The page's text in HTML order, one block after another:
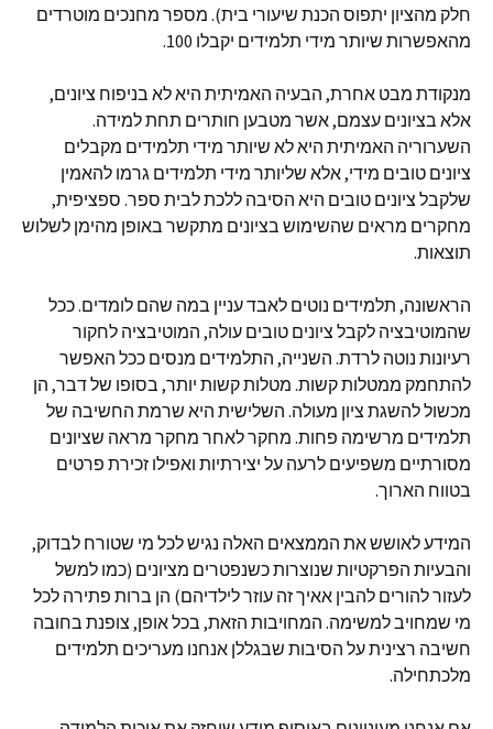
חלק מהציון יתפוס הכנת שיעורי בית). מספר מחנכים מוטרדים
מהאפשרות שיותר מידי תלמידים יקבלו 100.
מנקודת מבט אחרת, הבעיה האמיתית היא לא בניפוח ציונים,
אלא בציונים עצמם, אשר מטבען חותרים תחת למידה.
השערוריה האמיתית היא לא שיותר מידי תלמידים מקבלים
ציונים טובים מידי, אלא שליותר מידי תלמידים גרמו להאמין
שלקבל ציונים טובים היא הסיבה ללכת לבית ספר. ספציפית,
מחקרים מראים שהשימוש בציונים מתקשר באופן מהימן לשלוש
תוצאות.
הראשונה, תלמידים נוטים לאבד עניין במה שהם לומדים. ככל
שהמוטיבציה לקבל ציונים טובים עולה, המוטיבציה לחקור
רעיונות נוטה לרדת. השנייה, התלמידים מנסים ככל האפשר
להתחמק ממטלות קשות. מטלות קשות יותר, בסופו של דבר, הן
מכשול להשגת ציון מעולה. השלישית היא שרמת החשיבה של
תלמידים מרשימה פחות. מחקר לאחר מחקר מראה שציונים
מסורתיים משפיעים לרעה על יצירתיות ואפילו זכירת פרטים
בטווח הארוך.
המידע לאושש את הממצאים האלה נגיש לכל מי שטורח לבדוק,
והבעיות הפרקטיות שנוצרות כשנפטרים מציונים (כמו למשל
לעזור להורים להבין אאיך זה עוזר לילדיהם) הן ברות פתירה לכל
מי שמחויב למשימה. המחויבות הזאת, בכל אופן, צופנת בחובה
חשיבה רצינית על הסיבות שבגללן אנחנו מעריכים תלמידים
מלכתחילה.